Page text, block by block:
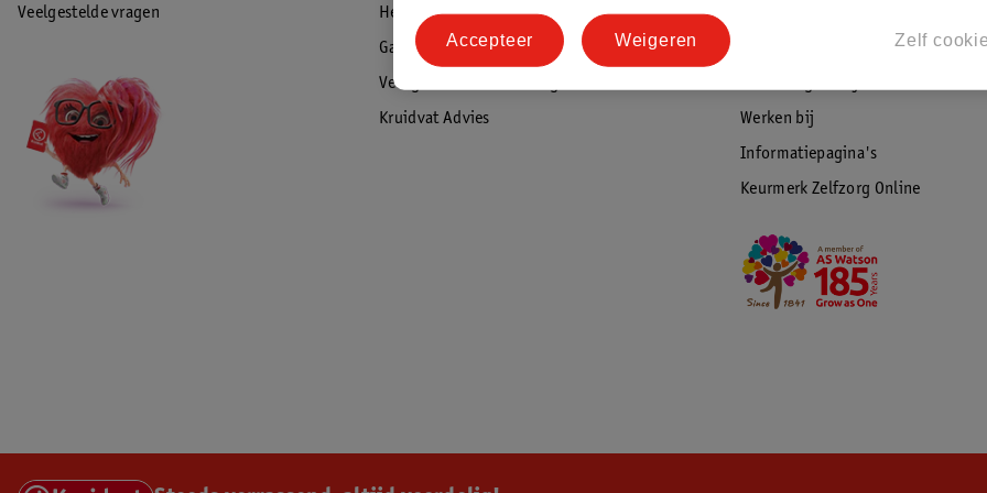
Veelgestelde vragen
Herroepen & retourneren
Garantie
Veiligheidswaarschuwingen
Kruidvat Advies
Werken bij
Informatiepagina's
Keurmerk Zelfzorg Online
Zelf
Weigeren
Accepteer